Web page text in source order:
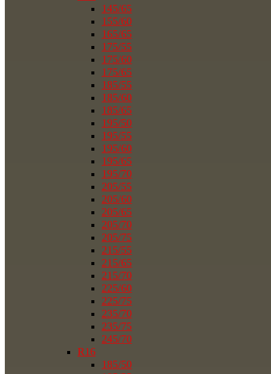
145/65
155/60
165/65
175/55
175/60
175/65
185/55
185/60
185/65
195/50
195/55
195/60
195/65
195/70
205/55
205/60
205/65
205/70
205/75
215/55
215/65
215/70
225/60
225/75
235/70
235/75
245/70
R16
185/50